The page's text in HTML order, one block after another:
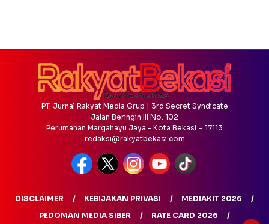
PT. Jurnal Rakyat Media Grup | 3rd Secret Syndicate
Jalan Beringin III No. 102
Perumahan Margahayu Jaya - Kota Bekasi – 17113
redaksi@rakyatbekasi.com
DISCLAIMER KEBIJAKAN PRIVASI
MEDIAKIT 2026
PEDOMAN MEDIA SIBER
RATE CARD 2026